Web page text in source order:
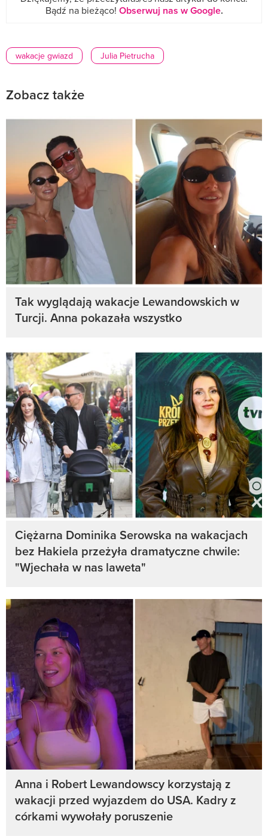
Bądź na bieżąco! Obserwuj nas w Google.
wakacje gwiazd Julia Pietrucha
Zobacz także
Tak wyglądają wakacje Lewandowskich w
Turcji. Anna pokazała wszystko
Ciężarna Dominika Serowska na wakacjach
bez Hakiela przeżyła dramatyczne chwile:
"Wjechała w nas laweta"
Anna i Robert Lewandowscy korzystają z
wakacji przed wyjazdem do USA. Kadry z
córkami wywołały poruszenie